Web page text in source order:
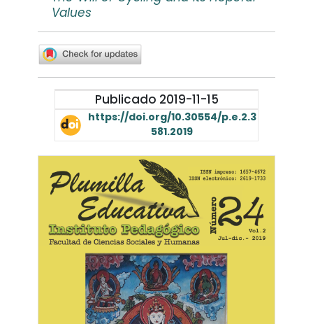
Values
Publicado 2019-11-15
https://doi.org/10.30554/p.e.2.3
581.2019